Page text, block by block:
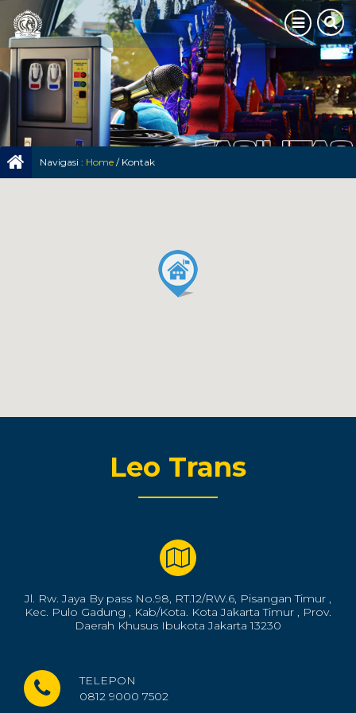
Navigasi : Home / Kontak
Leo Trans
Jl. Rw. Jaya By pass No.98, RT.12/RW.6, Pisangan Timur ,
Kec. Pulo Gadung , Kab/Kota. Kota Jakarta Timur , Prov.
Daerah Khusus Ibukota Jakarta 13230
TELEPON
0812 9000 7502